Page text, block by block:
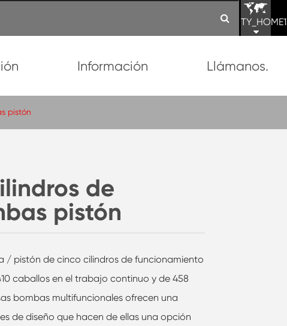
Información Llámanos.
de
pistón
/ pistón de cinco cilindros de funcionamiento
caballos en el trabajo continuo y de 458
bombas multifuncionales ofrecen una
de diseño que hacen de ellas una opción
pistón